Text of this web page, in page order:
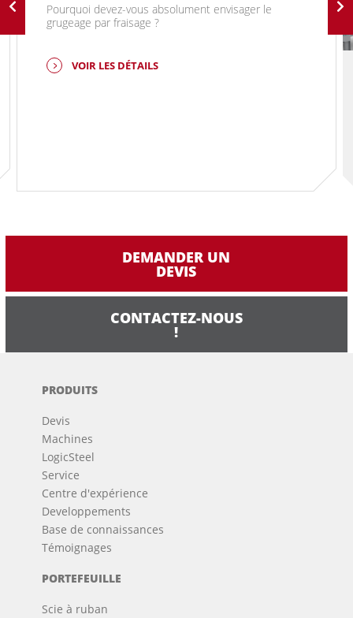
Pourquoi devez-vous absolument envisager le
grugeage par fraisage ?
VOIR LES DÉTAILS
DEMANDER UN
DEVIS
CONTACTEZ-NOUS
!
PRODUITS
Devis
Machines
LogicSteel
Service
Centre d'expérience
Developpements
Base de connaissances
Témoignages
PORTEFEUILLE
Scie à ruban